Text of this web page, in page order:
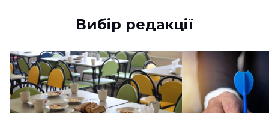
Вибір редакції